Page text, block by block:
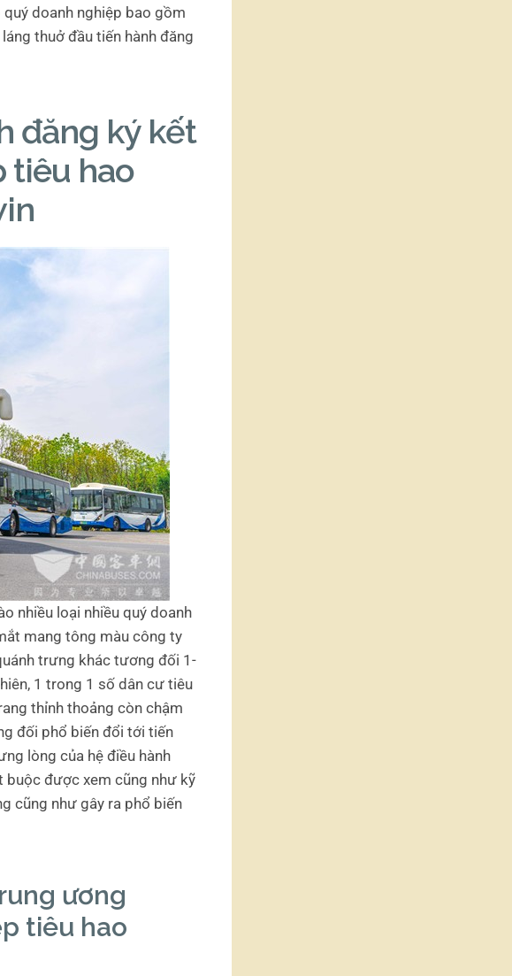
doanh nghiệp bao gồm
thuở đầu tiến hành đăng
đăng ký kết
tiêu hao
nhiều loại nhiều quý doanh
mang tông màu công ty
trưng khác tương đối 1-
1 trong 1 số dân cư tiêu
thỉnh thoảng còn chậm
đối phổ biến đổi tới tiến
lòng của hệ điều hành
được xem cũng như kỹ
cũng như gây ra phổ biến
ương
tiêu hao